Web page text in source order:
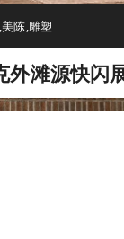
,美陈,雕塑
外滩源快闪